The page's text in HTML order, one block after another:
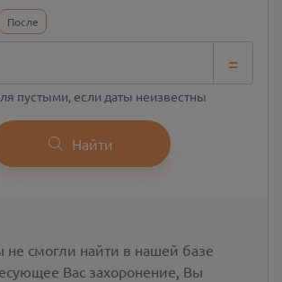
После
=
пустыми, если даты неизвестны
Найти
не смогли найти в нашей базе
Вас захоронение, Вы